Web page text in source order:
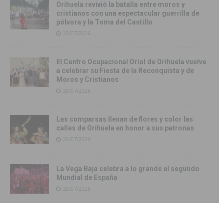
Orihuela revivió la batalla entre moros y
cristianos con una espectacular guerrilla de
pólvora y la Toma del Castillo
22/07/2026
El Centro Ocupacional Oriol de Orihuela vuelve
a celebrar su Fiesta de la Reconquista y de
Moros y Cristianos
20/07/2026
Las comparsas llenan de flores y color las
calles de Orihuela en honor a sus patronas
20/07/2026
La Vega Baja celebra a lo grande el segundo
Mundial de España
20/07/2026